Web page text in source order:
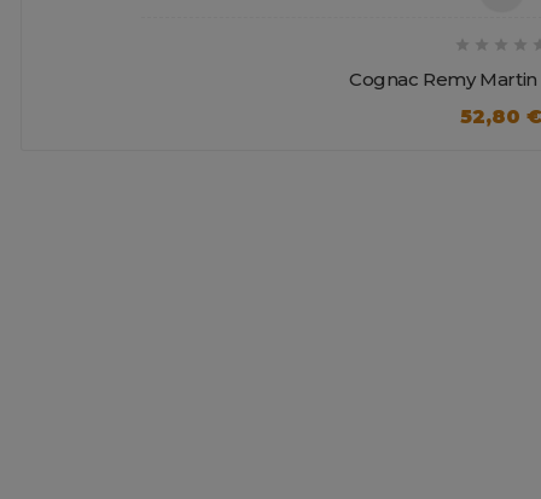
   
Cognac Remy Martin
52,80 €